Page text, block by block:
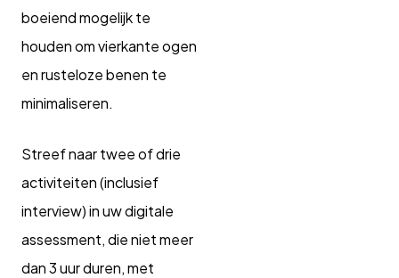
boeiend mogelijk te
houden om vierkante ogen
en rusteloze benen te
minimaliseren.
Streef naar twee of drie
activiteiten (inclusief
interview) in uw digitale
assessment, die niet meer
dan 3 uur duren, met